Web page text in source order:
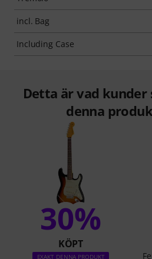
incl. Bag
Including Case
Detta är vad
denna
30%
KÖPT
EXAKT DENNA PRODUKT